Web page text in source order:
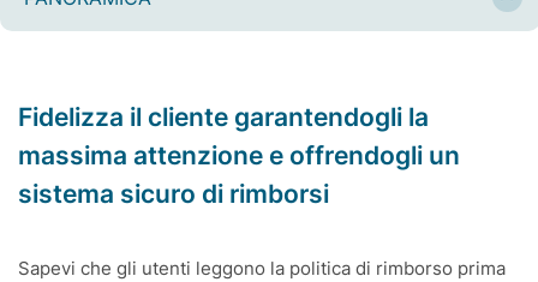
Fidelizza il cliente garantendogli la
massima attenzione e offrendogli un
sistema sicuro di rimborsi
Sapevi che gli utenti leggono la politica di rimborso prima